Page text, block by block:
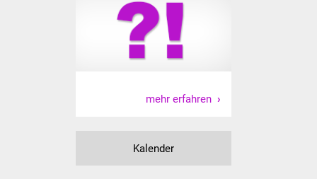
Hallenbad
Bürgerhaus
mehr erfahren
Kalender